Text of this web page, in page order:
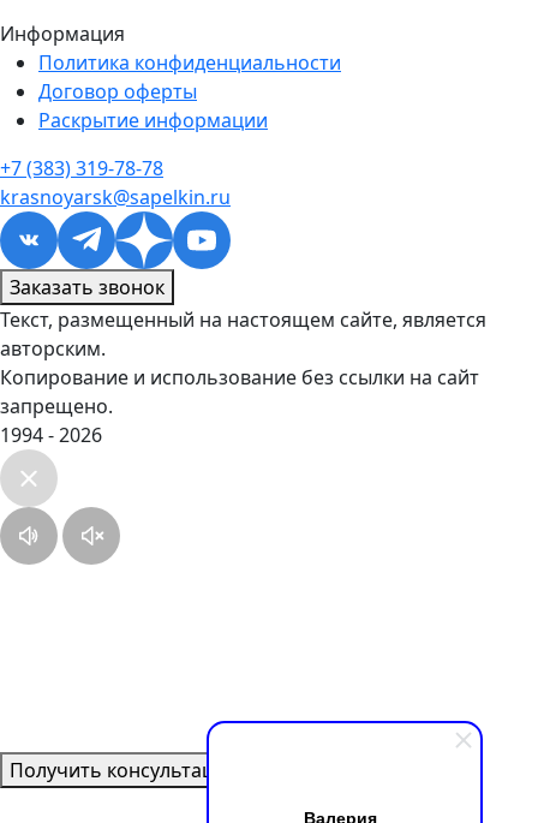
Валерия
Информация
Политика конфиденциальности
Договор оферты
Раскрытие информации
+7 (383) 319-78-78
krasnoyarsk@sapelkin.ru
Заказать звонок
Текст, размещенный на настоящем сайте, является
авторским.
Копирование и использование без ссылки на сайт
запрещено.
1994 - 2026
Получить консультацию